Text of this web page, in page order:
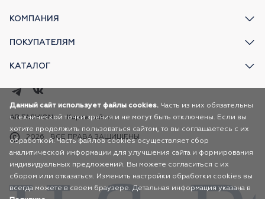
КОМПАНИЯ
ПОКУПАТЕЛЯМ
КАТАЛОГ
2026 ВСЕ ПРАВА ЗАЩИЩЕНЫ
AR FASHION Карта сайта
Данный сайт использует файлы cookies. Часть из них обязательны
с технической точки зрения и не могут быть отключены. Если вы
хотите продолжить пользоваться сайтом, то вы соглашаетесь с их
обработкой. Часть файлов cookies осуществляет сбор
аналитической информации для улучшения сайта и формирования
индивидуальных предложений. Вы можете согласиться с их
сбором или отказаться. Изменить настройки обработки cookies вы
всегда можете в своем браузере. Детальная информация указана в